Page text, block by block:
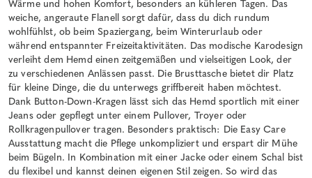
Wärme und hohen Komfort, besonders an kühleren Tagen. Das
weiche, angeraute Flanell sorgt dafür, dass du dich rundum
wohlfühlst, ob beim Spaziergang, beim Winterurlaub oder
während entspannter Freizeitaktivitäten. Das modische Karodesign
verleiht dem Hemd einen zeitgemäßen und vielseitigen Look, der
zu verschiedenen Anlässen passt. Die Brusttasche bietet dir Platz
für kleine Dinge, die du unterwegs griffbereit haben möchtest.
Dank Button-Down-Kragen lässt sich das Hemd sportlich mit einer
Jeans oder gepflegt unter einem Pullover, Troyer oder
Rollkragenpullover tragen. Besonders praktisch: Die Easy Care
Ausstattung macht die Pflege unkompliziert und erspart dir Mühe
beim Bügeln. In Kombination mit einer Jacke oder einem Schal bist
du flexibel und kannst deinen eigenen Stil zeigen. So wird das